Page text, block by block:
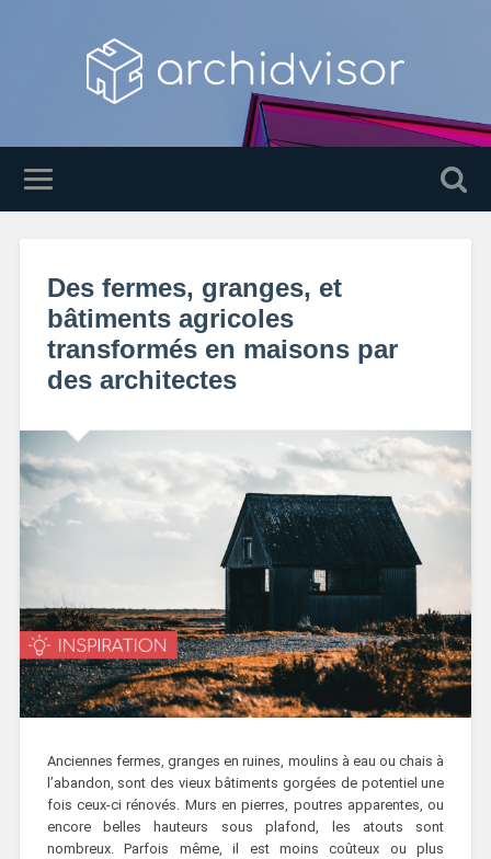
Des fermes, granges, et
bâtiments agricoles
transformés en maisons par
des architectes
Anciennes fermes, granges en ruines, moulins à eau ou chais à
l’abandon, sont des vieux bâtiments gorgées de potentiel une
fois ceux-ci rénovés. Murs en pierres, poutres apparentes, ou
encore belles hauteurs sous plafond, les atouts sont
nombreux. Parfois même, il est moins coûteux ou plus